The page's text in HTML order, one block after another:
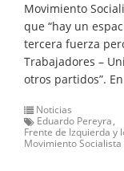
Movimiento
que “hay un
tercera fuerza
Trabajadores –
otros partidos”.
Noticias
Eduardo Pereyra
Frente de Izquierda y
Movimiento